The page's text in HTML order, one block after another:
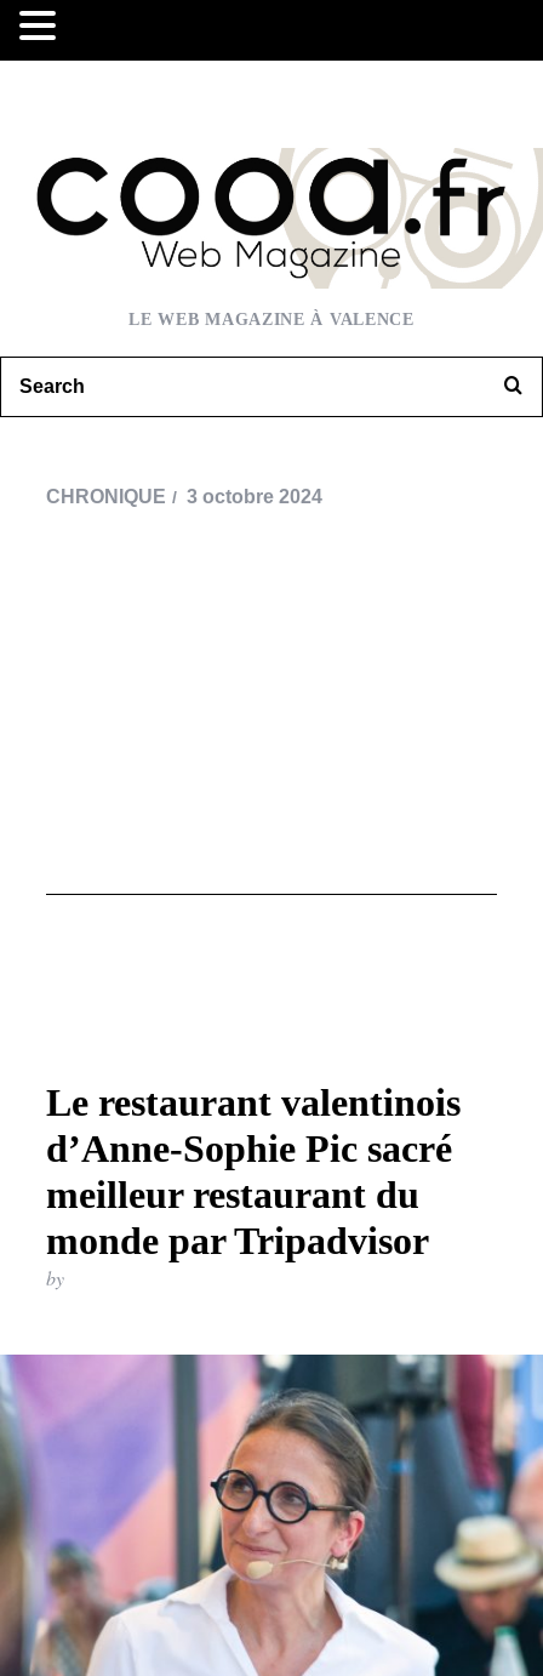
LE WEB MAGAZINE À VALENCE
CHRONIQUE 3 octobre 2024
Le restaurant valentinois
d’Anne-Sophie Pic sacré
meilleur restaurant du
monde par Tripadvisor
by